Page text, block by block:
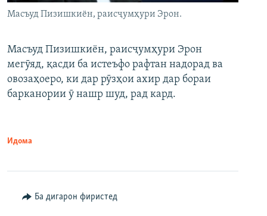
Масъуд Пизишкиён, раисҷумҳури Эрон.
Масъуд Пизишкиён, раисҷумҳури Эрон
мегӯяд, қасди ба истеъфо рафтан надорад ва
овозаҳоеро, ки дар рӯзҳои ахир дар бораи
барканории ӯ нашр шуд, рад кард.
Идома
Ба дигарон фиристед